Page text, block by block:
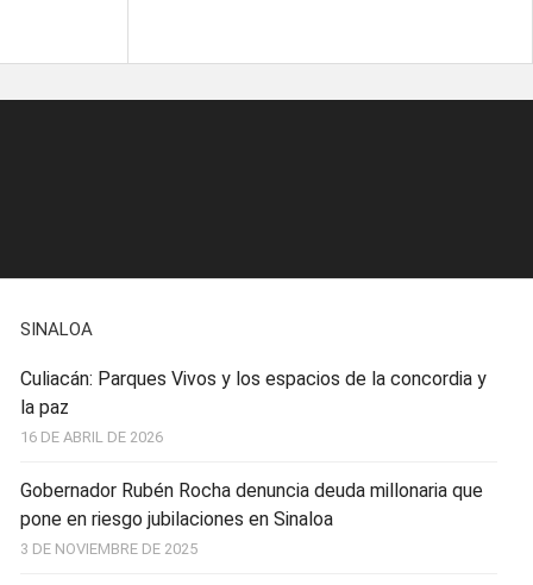
SINALOA
Culiacán: Parques Vivos y los espacios de la concordia y
la paz
16 DE ABRIL DE 2026
Gobernador Rubén Rocha denuncia deuda millonaria que
pone en riesgo jubilaciones en Sinaloa
3 DE NOVIEMBRE DE 2025